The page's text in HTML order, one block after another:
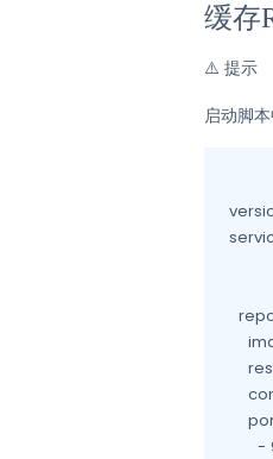
缓存
⚠️ 提示
启动脚